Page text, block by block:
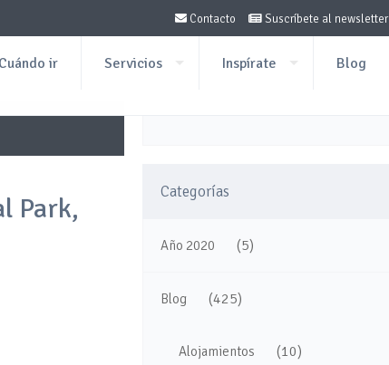
Contacto Suscríbete al newsletter
Cuándo ir Servicios Inspírate Blog
Park,
Categorías
Año 2020 (5)
Blog (425)
Alojamientos (10)